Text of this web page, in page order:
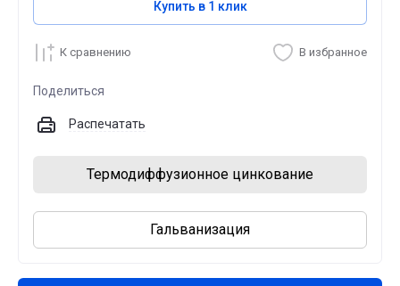
Купить в 1 клик
К сравнению В избранное
Поделиться
Распечатать
Термодиффузионное цинкование
Гальванизация